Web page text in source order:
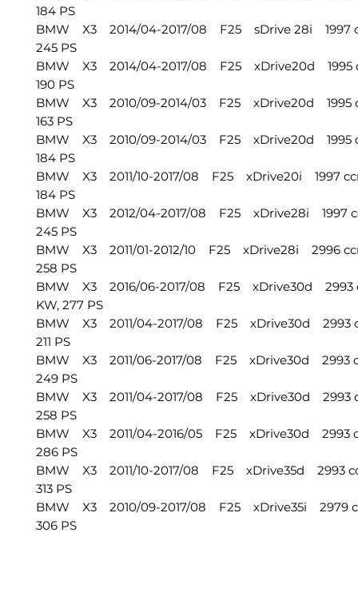
184 PS
BMW X3 2014/04-2017/08 F25 sDrive 28i 1997
245 PS
BMW X3 2014/04-2017/08 F25 xDrive20d 1995
190 PS
BMW X3 2010/09-2014/03 F25 xDrive20d 1995
163 PS
BMW X3 2010/09-2014/03 F25 xDrive20d 1995
184 PS
BMW X3 2011/10-2017/08 F25 xDrive20i 1997
184 PS
BMW X3 2012/04-2017/08 F25 xDrive28i 1997
245 PS
BMW X3 2011/01-2012/10 F25 xDrive28i 2996
258 PS
BMW X3 2016/06-2017/08 F25 xDrive30d 2993
KW, 277 PS
BMW X3 2011/04-2017/08 F25 xDrive30d 2993
211 PS
BMW X3 2011/06-2017/08 F25 xDrive30d 2993
249 PS
BMW X3 2011/04-2017/08 F25 xDrive30d 2993
258 PS
BMW X3 2011/04-2016/05 F25 xDrive30d 2993
286 PS
BMW X3 2011/10-2017/08 F25 xDrive35d 2993
313 PS
BMW X3 2010/09-2017/08 F25 xDrive35i 2979
306 PS